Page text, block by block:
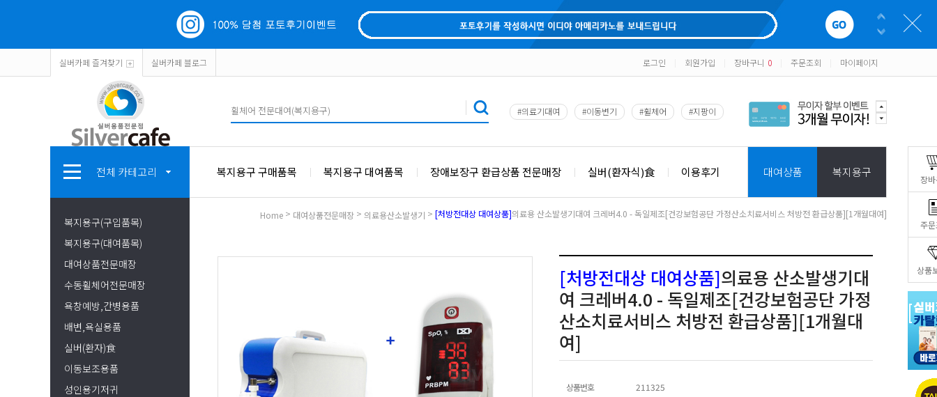
장
주
상품
실버카페 즐겨찾기 실버카페 블로그 로그인 회원가입 장바구니 0 주문조회 마이페이지
#의료기대여 #이동변기 #휠체어 #지팡이
전체 카테고리 복지용구 구매품목 복지용구 대여품목 장애보장구 환급상품 전문매장 실버(환자식)食 이용후기 대여상품 복지용구
복지용구(구입품목)
복지용구(대여품목)
대여상품전문매장
수동휠체어전문매장
욕창예방,간병용품
배변,욕실용품
실버(환자)食
이동보조용품
성인용기저귀
Home > 대여상품전문매장 > 의료용산소발생기 > [처방전대상 대여상품]의료용 산소발생기대여 크레버4.0 - 독일제조[건강보험공단 가정산소치료서비스 처방전 환급상품][1개월대여]
[처방전대상 대여상품]의료용 산소발생기대
여 크레버4.0 - 독일제조[건강보험공단 가정
산소치료서비스 처방전 환급상품][1개월대
여]
상품번호
211325